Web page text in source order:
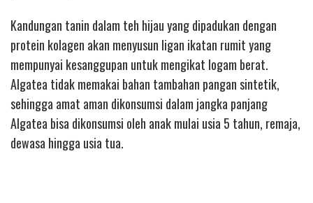
Kandungan tanin dalam teh hijau yang dipadukan dengan
protein kolagen akan menyusun ligan ikatan rumit yang
mempunyai kesanggupan untuk mengikat logam berat.
Algatea tidak memakai bahan tambahan pangan sintetik,
sehingga amat aman dikonsumsi dalam jangka panjang
Algatea bisa dikonsumsi oleh anak mulai usia 5 tahun, remaja,
dewasa hingga usia tua.